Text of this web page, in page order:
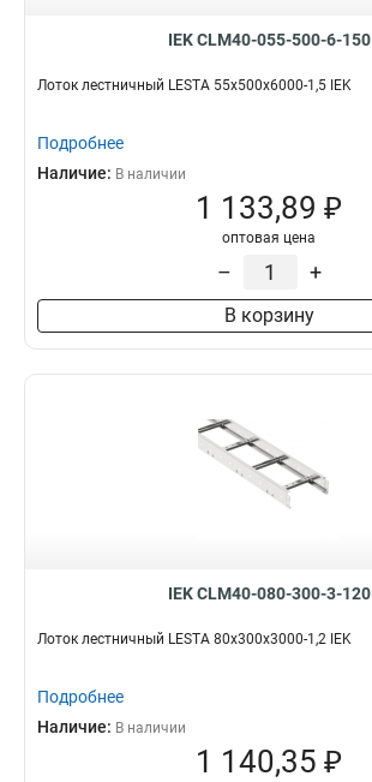
IEK CLM40-055-500-6-150
Лоток лестничный LESTA 55х500х6000-1,5 IEK
Подробнее
Наличие: В наличии
1 133,89 ₽
оптовая цена
– +
В корзину
IEK CLM40-080-300-3-120
Лоток лестничный LESTA 80х300х3000-1,2 IEK
Подробнее
Наличие: В наличии
1 140,35 ₽